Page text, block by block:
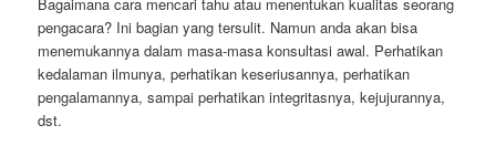
pengacara? Ini bagian yang tersulit. Namun anda akan bisa
menemukannya dalam masa-masa konsultasi awal. Perhatikan
kedalaman ilmunya, perhatikan keseriusannya, perhatikan
pengalamannya, sampai perhatikan integritasnya, kejujurannya,
dst.